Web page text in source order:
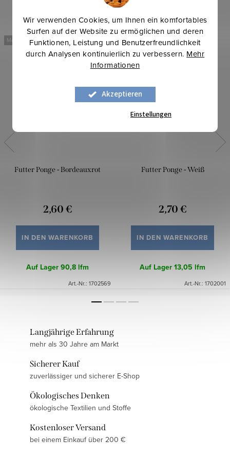
Wir verwenden Cookies, um Ihnen ein komfortables
Surfen auf der Website zu ermöglichen und deren
Funktionen, Leistung und Benutzerfreundlichkeit
durch Analysen kontinuierlich zu verbessern. Mehr
Informationen
Akzeptieren
Einstellungen
Mehr für weniger
Futter Ponge - Bordeauxrot
2,60 €
IN DEN WARENKORB
Auf Lager90,8 lfm
Art.-Nr.: 1702569
Mehr für weniger
Futter Ponge - Weiß
2,70 €
IN DEN WARENKORB
Auf Lager13,05 lfm
Art.-Nr.: 1702001
Langjährige Erfahrung
mehr als 30 Jahre am Markt
Sicherer Kauf
zuverlässiger und sicherer E-Shop
Ökologisches Denken
ökologische Textilien und Stoffe
Kostenloser Versand
bei einem Einkauf über 200 €